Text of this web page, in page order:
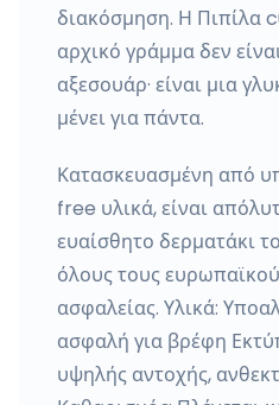
διακόσμηση. Η Πιπίλα
αρχικό γράμμα δεν
αξεσουάρ· είναι μια
μένει για πάντα.
Κατασκευασμένη από
free υλικά, είναι
ευαίσθητο δερματάκι
όλους τους
ασφαλείας. Υλικά:
ασφαλή για βρέφη
υψηλής αντοχής,